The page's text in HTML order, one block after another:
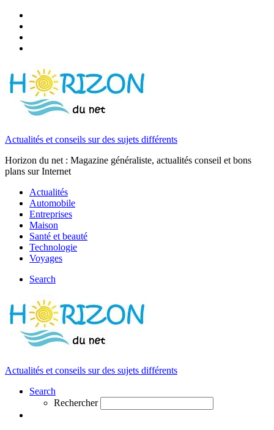
Actualités et conseils sur des sujets différents
Horizon du net : Magazine généraliste, actualités conseil et bons
plans sur Internet
Actualités
Automobile
Entreprises
Maison
Santé et beauté
Technologie
Voyages
Search
Actualités et conseils sur des sujets différents
Search
Rechercher